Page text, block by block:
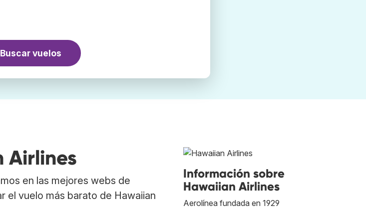
Buscar vuelos
Airlines
en las mejores webs de
el vuelo más barato de Hawaiian
Información sobre
Hawaiian Airlines
Aerolínea fundada en 1929